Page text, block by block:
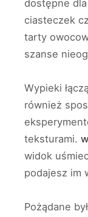
dostępne
ciasteczek
tarty
szanse
Wypieki
również
teksturami.
widok
podajesz im
Pożądane